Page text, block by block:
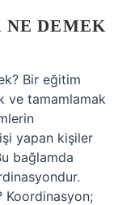
DEMEK
Bir eğitim
ve tamamlamak
yapan kişiler
bağlamda
Koordinasyon;